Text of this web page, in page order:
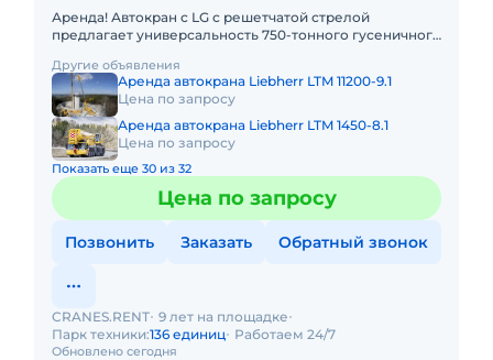
Аренда! Автокран с LG с решетчатой стрелой
предлагает универсальность 750-тонного гусеничного
автокрана. LIEBHER
Другие объявления
Аренда автокрана Liebherr LTM 11200-9.1
Цена по запросу
Аренда автокрана Liebherr LTM 1450-8.1
Цена по запросу
Показать еще 30 из 32
Цена по запросу
Позвонить Заказать Обратный звонок
Обновлено сегодня
CRANES.RENT 9 лет на площадке
Парк техники:136 единиц Работаем 24/7